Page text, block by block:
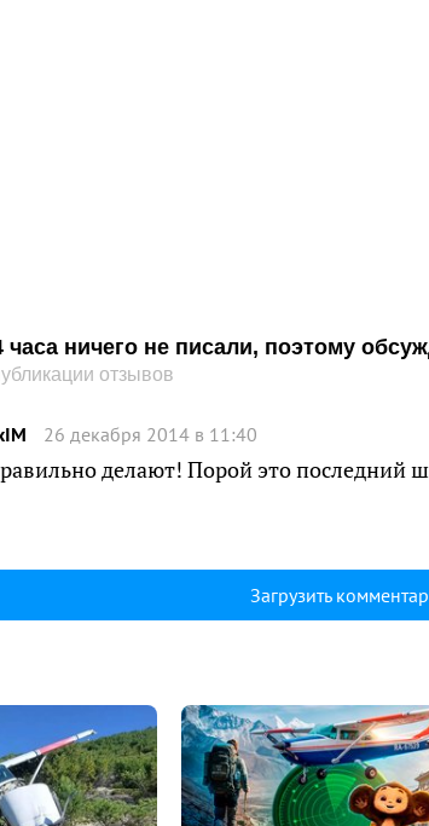
часа ничего не писали, поэтому
отзывов
26 декабря 2014 в 11:40
делают! Порой это последний
Загрузить